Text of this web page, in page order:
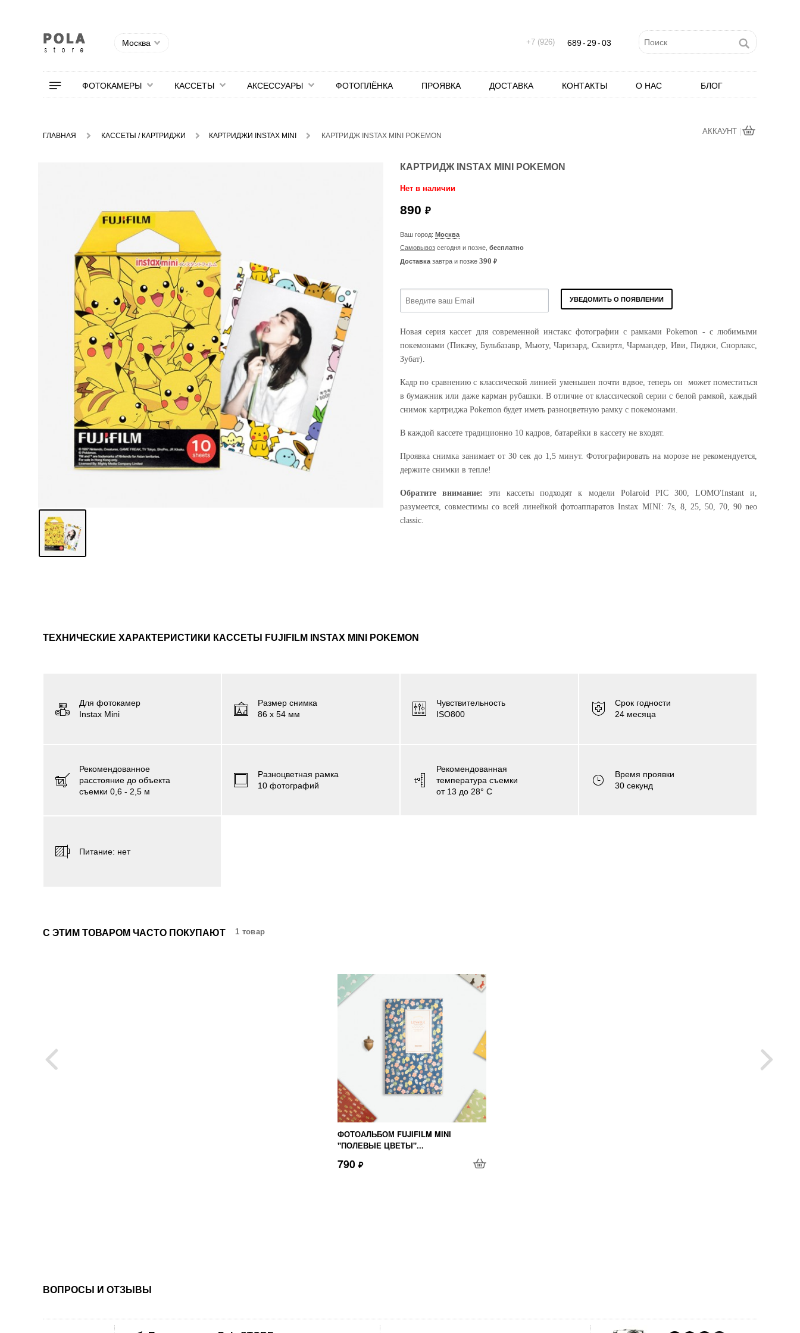
АККАУНТ |
Москва
ФОТОКАМЕРЫ КАССЕТЫ АКСЕССУАРЫ ФОТОПЛЁНКА ПРОЯВКА ДОСТАВКА КОНТАКТЫ О НАС БЛОГ
+7 (926) 689- 29-03
ГЛАВНАЯ КАССЕТЫ / КАРТРИДЖИ КАРТРИДЖИ INSTAX MINI КАРТРИДЖ INSTAX MINI POKEMON
КАРТРИДЖ INSTAX MINI POKEMON
Нет в наличии
890 ₽
Ваш город: Москва
Самовывоз сегодня и позже, бесплатно
Доставка завтра и позже 390 ₽
УВЕДОМИТЬ О ПОЯВЛЕНИИ
Новая серия кассет для современной инстакс фотографии c рамками Pokemon - c любимыми
покемонами (Пикачу, Бульбазавр, Мьюту, Чаризард, Сквиртл, Чармандер, Иви, Пиджи, Снорлакс,
Зубат).
Кадр по сравнению с классической линией уменьшен почти вдвое, теперь он может поместиться
в бумажник или даже карман рубашки. В отличие от классической серии с белой рамкой, каждый
снимок картриджа Pokemon будет иметь разноцветную рамку с покемонами.
В каждой кассете традиционно 10 кадров, батарейки в кассету не входят.
Проявка снимка занимает от 30 сек до 1,5 минут. Фотографировать на морозе не рекомендуется,
держите снимки в тепле!
Обратите внимание: эти кассеты подходят к модели Polaroid PIC 300, LOMO'Instant и,
разумеется, совместимы со всей линейкой фотоаппаратов Instax MINI: 7s, 8, 25, 50, 70, 90 neo
classic.
ТЕХНИЧЕСКИЕ ХАРАКТЕРИСТИКИ КАССЕТЫ FUJIFILM INSTAX MINI POKEMON
Для фотокамер
Instax Mini
Размер снимка
86 х 54 мм
Чувствительность
ISO800
Срок годности
24 месяца
Рекомендованное
расстояние до объекта
съемки 0,6 - 2,5 м
Разноцветная рамка
10 фотографий
Рекомендованная
температура съемки
от 13 до 28° C
Время проявки
30 секунд
Питаниe: нет
С ЭТИМ ТОВАРОМ ЧАСТО ПОКУПАЮТ 1 товар
ФОТОАЛЬБОМ FUJIFILM MINI
"ПОЛЕВЫЕ ЦВЕТЫ"...
790 ₽
ВОПРОСЫ И ОТЗЫВЫ